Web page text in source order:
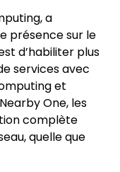
a
présence sur le
d’habiliter plus
services avec
et
One, les
complète
quelle que